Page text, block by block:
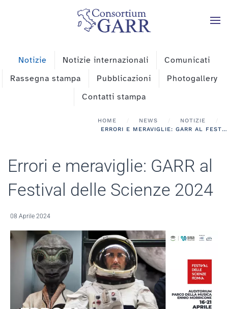
Skip to main content
Notizie Notizie internazionali
Comunicati
Rassegna stampa
Pubblicazioni
Photogallery
Contatti stampa
HOME NEWS
NOTIZIE
ERRORI E MERAVIGLIE: GARR AL FESTIVAL DELLE SCIENZE 2024
Errori e meraviglie: GARR al
Festival delle Scienze 2024
08 Aprile 2024